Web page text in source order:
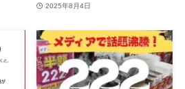
2025年8月4日